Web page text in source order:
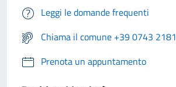
Leggi le domande frequenti
Chiama il comune +39 0743 2181
Prenota un appuntamento